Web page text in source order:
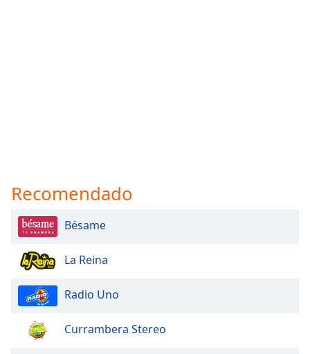
Recomendado
Bésame
La Reina
Radio Uno
Currambera Stereo